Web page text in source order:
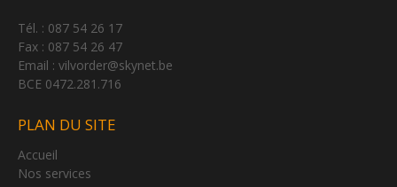
Tél. : 087 54 26 17
Fax : 087 54 26 47
Email : vilvorder@skynet.be
BCE 0472.281.716
PLAN DU SITE
Accueil
Nos services